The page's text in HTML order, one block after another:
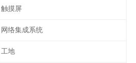
触摸屏
网络集成系统
工地